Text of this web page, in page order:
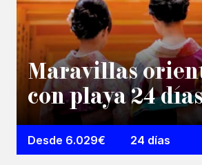
Maravillas
con playa 24
Desde 6.029€ 24 días